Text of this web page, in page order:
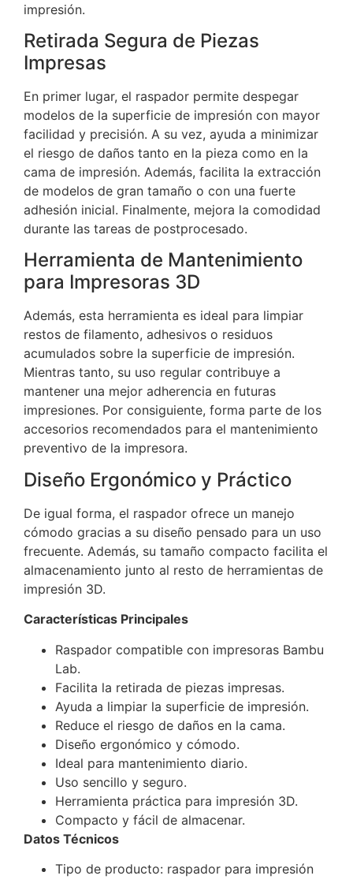
impresión.
Retirada Segura de Piezas
Impresas
En primer lugar, el raspador permite despegar
modelos de la superficie de impresión con mayor
facilidad y precisión. A su vez, ayuda a minimizar
el riesgo de daños tanto en la pieza como en la
cama de impresión. Además, facilita la extracción
de modelos de gran tamaño o con una fuerte
adhesión inicial. Finalmente, mejora la comodidad
durante las tareas de postprocesado.
Herramienta de Mantenimiento
para Impresoras 3D
Además, esta herramienta es ideal para limpiar
restos de filamento, adhesivos o residuos
acumulados sobre la superficie de impresión.
Mientras tanto, su uso regular contribuye a
mantener una mejor adherencia en futuras
impresiones. Por consiguiente, forma parte de los
accesorios recomendados para el mantenimiento
preventivo de la impresora.
Diseño Ergonómico y Práctico
De igual forma, el raspador ofrece un manejo
cómodo gracias a su diseño pensado para un uso
frecuente. Además, su tamaño compacto facilita el
almacenamiento junto al resto de herramientas de
impresión 3D.
Características Principales
Raspador compatible con impresoras Bambu
Lab.
Facilita la retirada de piezas impresas.
Ayuda a limpiar la superficie de impresión.
Reduce el riesgo de daños en la cama.
Diseño ergonómico y cómodo.
Ideal para mantenimiento diario.
Uso sencillo y seguro.
Herramienta práctica para impresión 3D.
Compacto y fácil de almacenar.
Datos Técnicos
Tipo de producto: raspador para impresión